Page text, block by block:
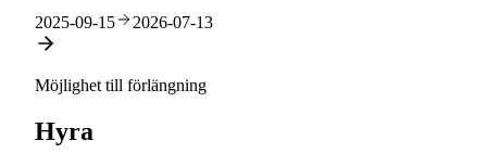
2025-09-15 2026-07-13
Möjlighet till förlängning
Hyra